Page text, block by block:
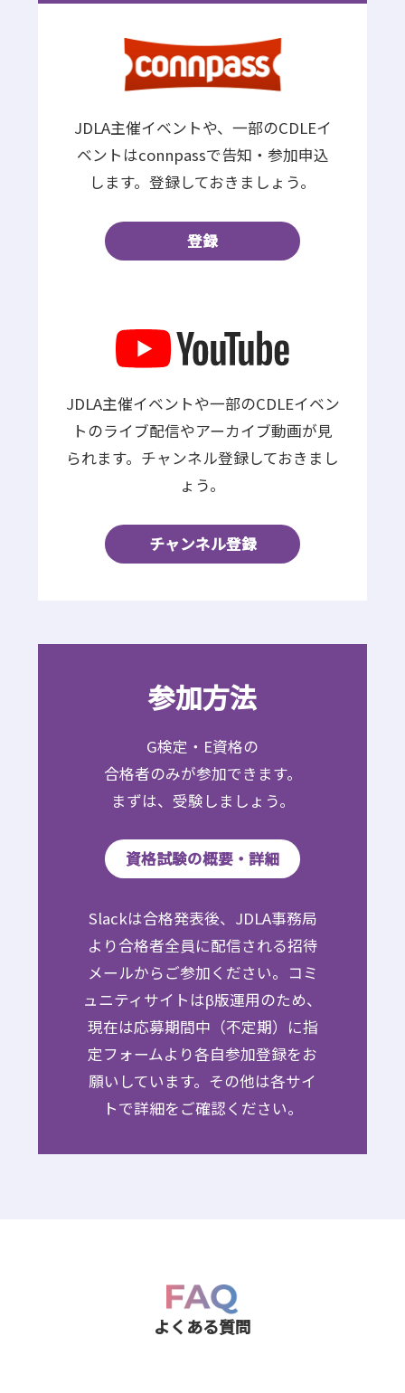
JDLA主催イベントや、一部のCDLEイ
ベントはconnpassで告知・参加申込
します。登録しておきましょう。
登録
JDLA主催イベントや一部のCDLEイベン
トのライブ配信やアーカイブ動画が見
られます。チャンネル登録しておきまし
ょう。
チャンネル登録
参加方法
G検定・E資格の
合格者のみが参加できます。
まずは、受験しましょう。
資格試験の概要・詳細
Slackは合格発表後、JDLA事務局
より合格者全員に配信される招待
メールからご参加ください。コミ
ュニティサイトはβ版運用のため、
現在は応募期間中（不定期）に指
定フォームより各自参加登録をお
願いしています。その他は各サイ
トで詳細をご確認ください。
よくある質問